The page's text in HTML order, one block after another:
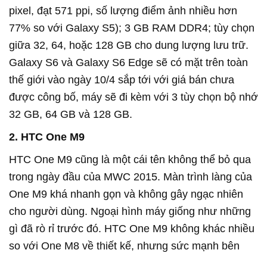
pixel, đạt 571 ppi, số lượng điểm ảnh nhiều hơn
77% so với Galaxy S5); 3 GB RAM DDR4; tùy chọn
giữa 32, 64, hoặc 128 GB cho dung lượng lưu trữ.
Galaxy S6 và Galaxy S6 Edge sẽ có mặt trên toàn
thế giới vào ngày 10/4 sắp tới với giá bán chưa
được công bố, máy sẽ đi kèm với 3 tùy chọn bộ nhớ
32 GB, 64 GB và 128 GB.
2. HTC One M9
HTC One M9 cũng là một cái tên không thể bỏ qua
trong ngày đầu của MWC 2015. Màn trình làng của
One M9 khá nhanh gọn và không gây ngạc nhiên
cho người dùng. Ngoại hình máy giống như những
gì đã rò rỉ trước đó. HTC One M9 không khác nhiều
so với One M8 về thiết kế, nhưng sức mạnh bên